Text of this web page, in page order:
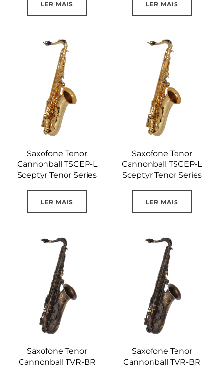
LER MAIS LER MAIS
Saxofone Tenor
Cannonball TSCEP-L
Sceptyr Tenor Series
LER MAIS
Saxofone Tenor
Cannonball TSCEP-L
Sceptyr Tenor Series
LER MAIS
Saxofone Tenor
Cannonball TVR-BR
Saxofone Tenor
Cannonball TVR-BR